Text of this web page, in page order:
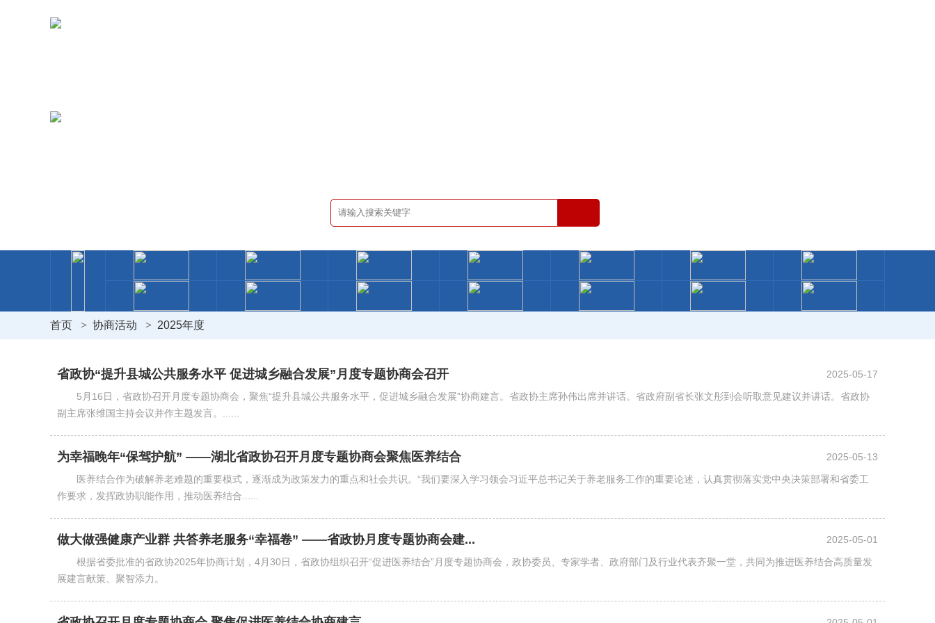
首页 > 协商活动 > 2025年度
省政协“提升县城公共服务水平 促进城乡融合发展”月度专题协商会召开
2025-05-17
5月16日，省政协召开月度专题协商会，聚焦“提升县城公共服务水平，促进城乡融合发展”协商建言。省政协主席孙伟出席并讲话。省政府副省长张文彤到会听取意见建议并讲话。省政协
副主席张维国主持会议并作主题发言。......
为幸福晚年“保驾护航” ——湖北省政协召开月度专题协商会聚焦医养结合
2025-05-13
医养结合作为破解养老难题的重要模式，逐渐成为政策发力的重点和社会共识。“我们要深入学习领会习近平总书记关于养老服务工作的重要论述，认真贯彻落实党中央决策部署和省委工
作要求，发挥政协职能作用，推动医养结合......
做大做强健康产业群 共答养老服务“幸福卷” ——省政协月度专题协商会建...
2025-05-01
根据省委批准的省政协2025年协商计划，4月30日，省政协组织召开“促进医养结合”月度专题协商会，政协委员、专家学者、政府部门及行业代表齐聚一堂，共同为推进医养结合高质量发
展建言献策、聚智添力。